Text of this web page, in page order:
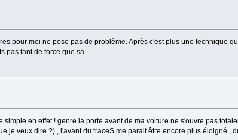
pour moi ne pose pas de problème. Après c'est plus une technique
pas tant de force que sa.
en effet ! genre la porte avant de ma voiture ne s'ouvre pas
je veux dire ?) , l'avant du traceS me parait être encore plus éloigné ,